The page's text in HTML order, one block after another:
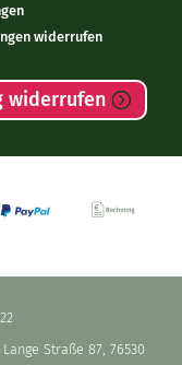
widerrufen
widerrufen
Straße 87, 76530